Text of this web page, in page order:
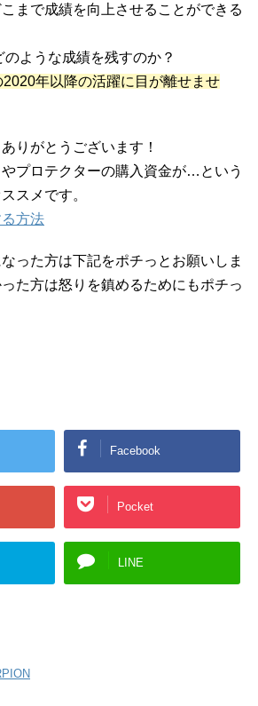
まで成績を向上させることができる
ような成績を残すのか？
年以降の活躍に目が離せませ
りがとうございます！
プロテクターの購入資金が…という
スメです。
方法
った方は下記をポチっとお願いしま
た方は怒りを鎮めるためにもポチっ
Facebook
Pocket
LINE